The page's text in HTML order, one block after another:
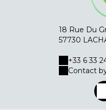
18 Rue Du
57730
+33 6 33
Contact